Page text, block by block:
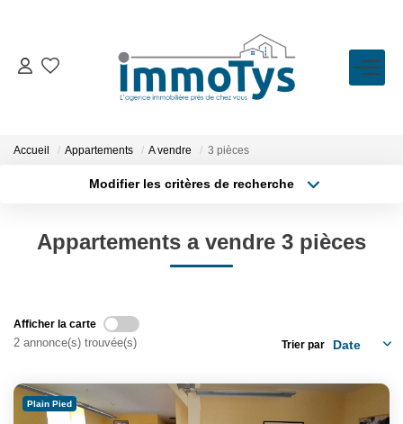
VENTE
LOCATION
BIENS VENDUS
Partenaires
Accueil Appartements A vendre 3 pièces
Modifier les critères de recherche
Sélectionnez...
Type de bien
Créer une alerte
Appartements a vendre 3 pièces
Afficher la carte
2 annonce(s) trouvée(s) Trier par
Plain Pied